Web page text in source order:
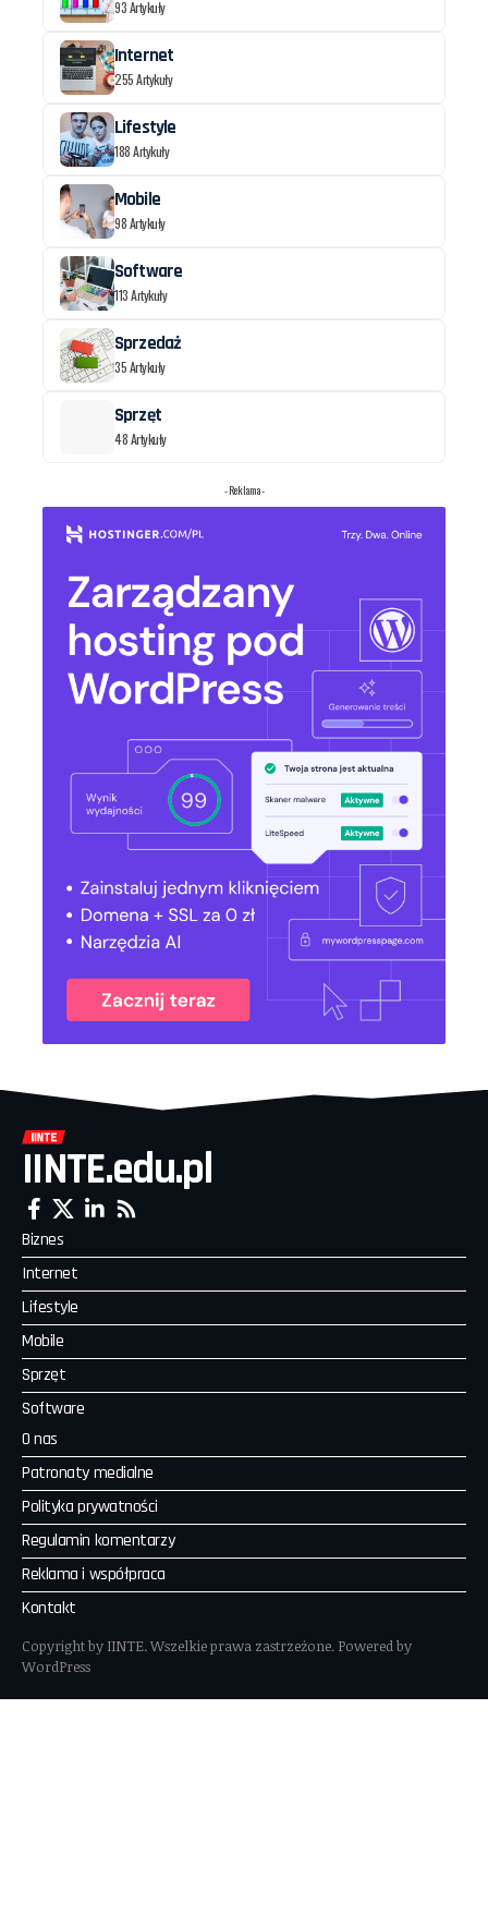
93 Artykuły
Internet
255 Artykuły
Lifestyle
188 Artykuły
Mobile
98 Artykuły
Software
113 Artykuły
Sprzedaż
35 Artykuły
Sprzęt
48 Artykuły
- Reklama -
IINTE.edu.pl
Biznes
Internet
Lifestyle
Mobile
Sprzęt
Software
O nas
Patronaty medialne
Polityka prywatności
Regulamin komentarzy
Reklama i współpraca
Kontakt
Copyright by IINTE. Wszelkie prawa zastrzeżone. Powered by
WordPress